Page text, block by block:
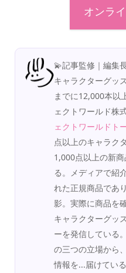
オンラ
💫記事監修｜編集
キャラクターグッ
までに12,000本以
ェクトワールド株
ェクトワールドト
点以上のキャラク
1,000点以上の新
る。メディアで紹
れた正規商品であ
影。実際に商品を
キャラクターグッ
ーを発信している
の三つの立場から
情報を...届けている